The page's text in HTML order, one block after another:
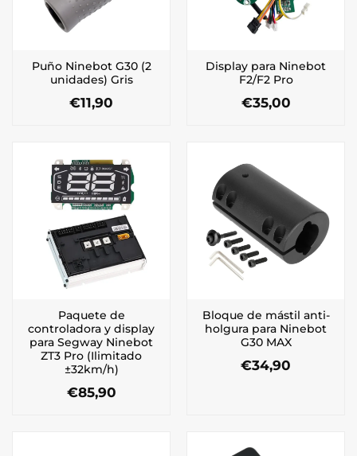
Puño Ninebot G30 (2
unidades) Gris
€11,90
Display para Ninebot
F2/F2 Pro
€35,00
Paquete de
controladora y display
para Segway Ninebot
ZT3 Pro (Ilimitado
±32km/h)
€85,90
Bloque de mástil anti-
holgura para Ninebot
G30 MAX
€34,90